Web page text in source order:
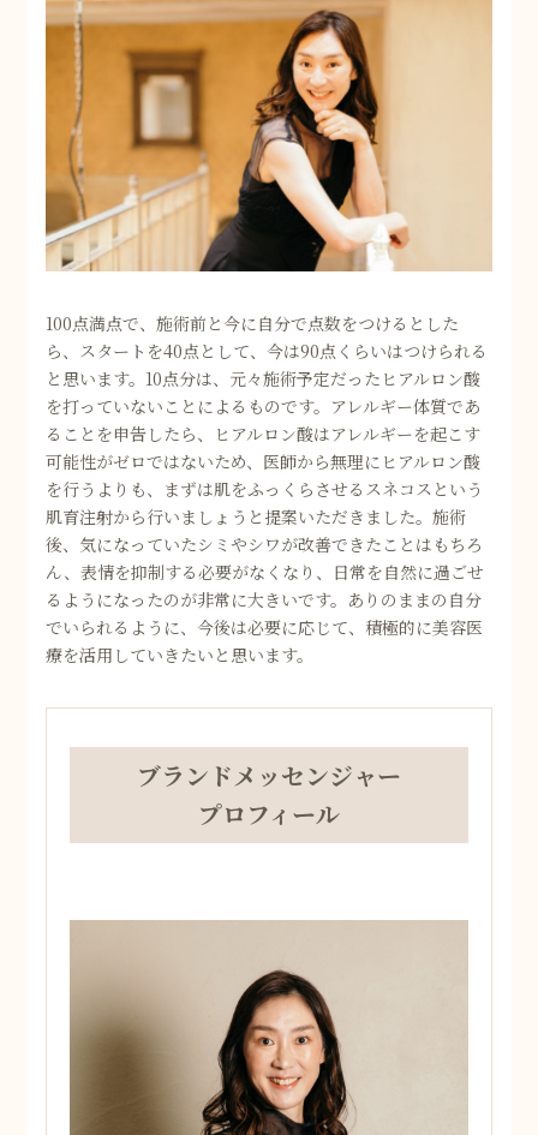
100点満点で、施術前と今に自分で点数をつけるとした
ら、スタートを40点として、今は90点くらいはつけられる
と思います。10点分は、元々施術予定だったヒアルロン酸
を打っていないことによるものです。アレルギー体質であ
ることを申告したら、ヒアルロン酸はアレルギーを起こす
可能性がゼロではないため、医師から無理にヒアルロン酸
を行うよりも、まずは肌をふっくらさせるスネコスという
肌育注射から行いましょうと提案いただきました。施術
後、気になっていたシミやシワが改善できたことはもちろ
ん、表情を抑制する必要がなくなり、日常を自然に過ごせ
るようになったのが非常に大きいです。ありのままの自分
でいられるように、今後は必要に応じて、積極的に美容医
療を活用していきたいと思います。
ブランドメッセンジャー
プロフィール